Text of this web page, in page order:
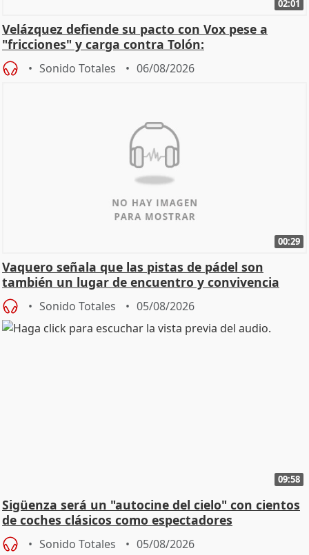
02:01
Velázquez defiende su pacto con Vox pese a
"fricciones" y carga contra Tolón:
Sonido Totales 06/08/2026
00:29
Vaquero señala que las pistas de pádel son
también un lugar de encuentro y convivencia
Sonido Totales 05/08/2026
09:58
Sigüenza será un "autocine del cielo" con cientos
de coches clásicos como espectadores
Sonido Totales 05/08/2026